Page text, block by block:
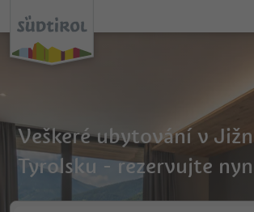
Veškeré ubytování v
Tyrolsku - rezervujte